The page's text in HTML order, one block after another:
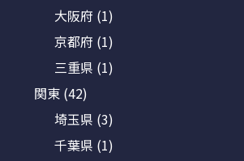
大阪府 (1)
京都府 (1)
三重県 (1)
関東 (42)
埼玉県 (3)
千葉県 (1)